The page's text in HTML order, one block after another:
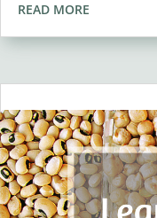
READ MORE